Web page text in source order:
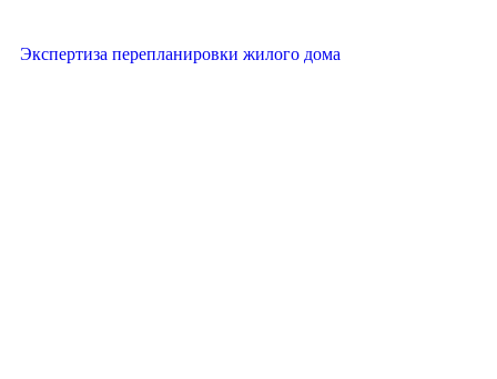
Экспертиза перепланировки жилого дома